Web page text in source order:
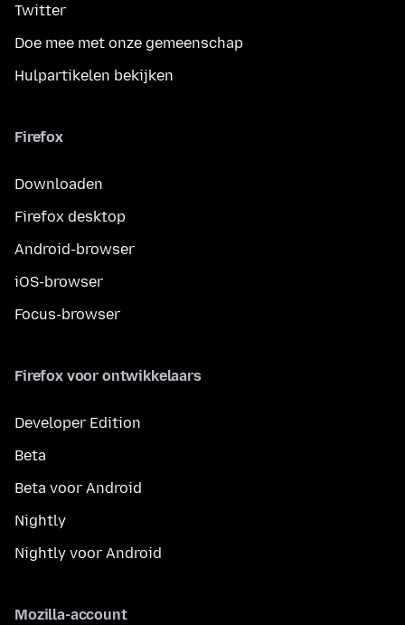
Twitter
Doe mee met onze gemeenschap
Hulpartikelen bekijken
Firefox
Downloaden
Firefox desktop
Android-browser
iOS-browser
Focus-browser
Firefox voor ontwikkelaars
Developer Edition
Beta
Beta voor Android
Nightly
Nightly voor Android
Mozilla-account